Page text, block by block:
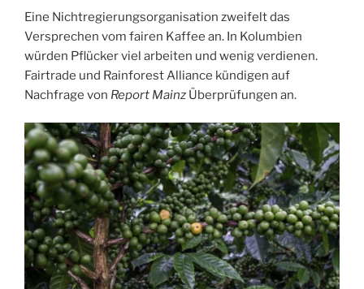
Eine Nichtregierungsorganisation zweifelt das
Versprechen vom fairen Kaffee an. In Kolumbien
würden Pflücker viel arbeiten und wenig verdienen.
Fairtrade und Rainforest Alliance kündigen auf
Nachfrage von Report Mainz Überprüfungen an.